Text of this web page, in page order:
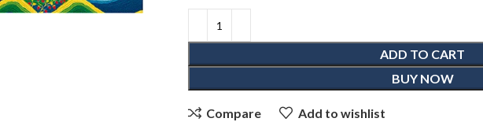
ADD TO CART
BUY NOW
Compare Add to wishlist